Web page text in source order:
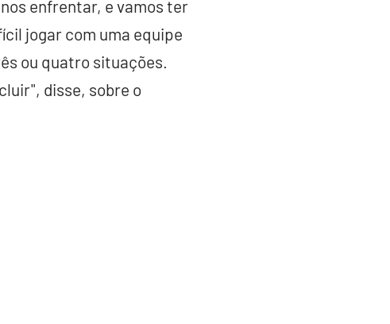
enfrentar, e vamos ter
jogar com uma equipe
ou quatro situações.
disse, sobre o